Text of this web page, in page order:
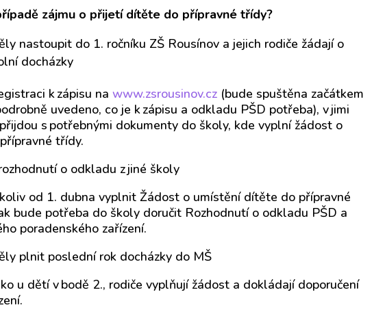
zájmu o přijetí dítěte do přípravné třídy?
nastoupit do 1. ročníku ZŠ Rousínov a jejich rodiče žádají o
docházky
k zápisu nawww.zsrousinov.cz (bude spuštěna začátkem
uvedeno, co je k zápisu a odkladu PŠD potřeba), v jimi
s potřebnými dokumenty do školy, kde vyplní žádost o
třídy.
o odkladu z jiné školy
od 1. dubna vyplnit Žádost o umístění dítěte do přípravné
bude potřeba do školy doručit Rozhodnutí o odkladu PŠD a
poradenského zařízení.
plnit poslední rok docházky do MŠ
u dětí v bodě 2., rodiče vyplňují žádost a dokládají doporučení